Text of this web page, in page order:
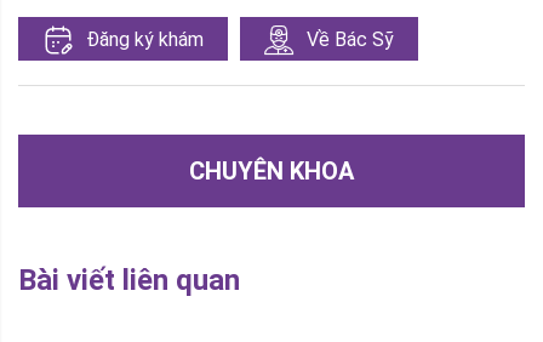
Đăng ký khám Về Bác Sỹ
CHUYÊN KHOA
Bài viết liên quan